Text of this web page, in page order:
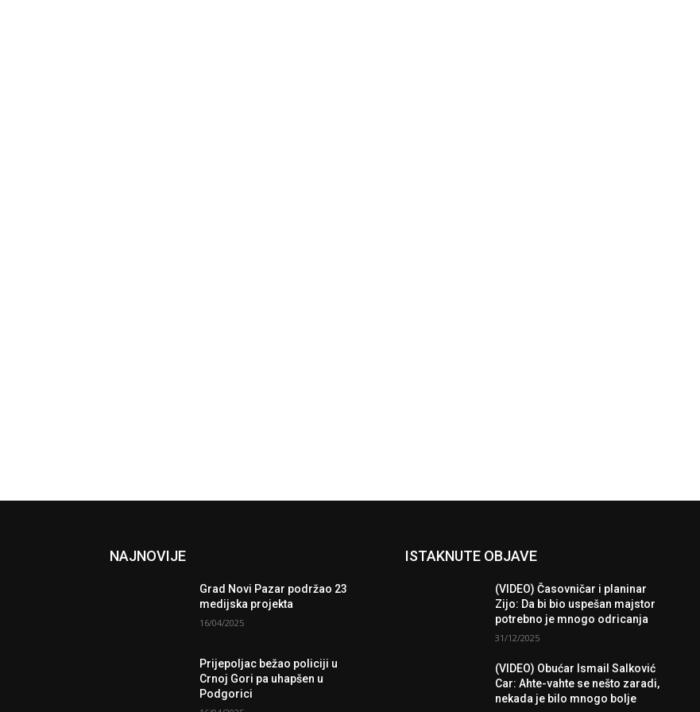
NAJNOVIJE
Grad Novi Pazar podržao 23
medijska projekta
16/04/2025
Prijepoljac bežao policiji u
Crnoj Gori pa uhapšen u
Podgorici
ISTAKNUTE OBJAVE
(VIDEO) Časovničar i planinar
Zijo: Da bi bio uspešan majstor
potrebno je mnogo odricanja
31/12/2025
(VIDEO) Obućar Ismail Salković
Car: Ahte-vahte se nešto zaradi,
nekada je bilo mnogo bolje